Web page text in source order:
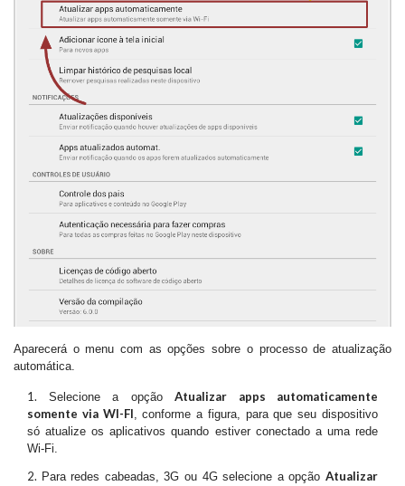
Aparecerá o menu com as opções sobre o processo de atualização
automática.
Selecione a opção Atualizar apps automaticamente
somente via WI-FI, conforme a figura, para que seu dispositivo
só atualize os aplicativos quando estiver conectado a uma rede
Wi-Fi.
Para redes cabeadas, 3G ou 4G selecione a opçãoAtualizar